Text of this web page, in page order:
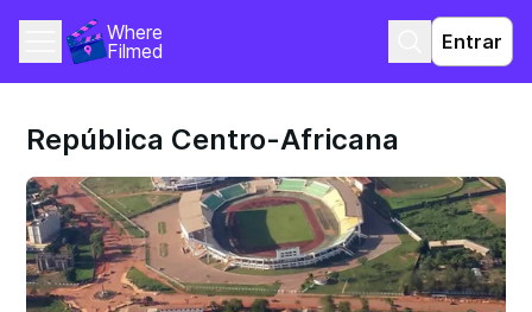
Where
Filmed
Entrar
República Centro-Africana